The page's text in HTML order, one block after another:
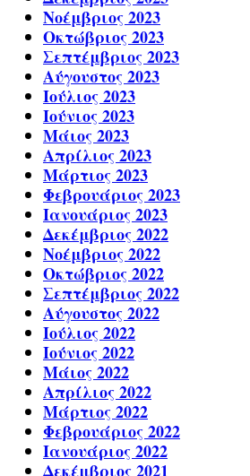
Νοέμβριος 2023
Οκτώβριος 2023
Σεπτέμβριος 2023
Αύγουστος 2023
Ιούλιος 2023
Ιούνιος 2023
Μάιος 2023
Απρίλιος 2023
Μάρτιος 2023
Φεβρουάριος 2023
Ιανουάριος 2023
Δεκέμβριος 2022
Νοέμβριος 2022
Οκτώβριος 2022
Σεπτέμβριος 2022
Αύγουστος 2022
Ιούλιος 2022
Ιούνιος 2022
Μάιος 2022
Απρίλιος 2022
Μάρτιος 2022
Φεβρουάριος 2022
Ιανουάριος 2022
Δεκέμβριος 2021